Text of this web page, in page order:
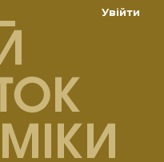
Увійти